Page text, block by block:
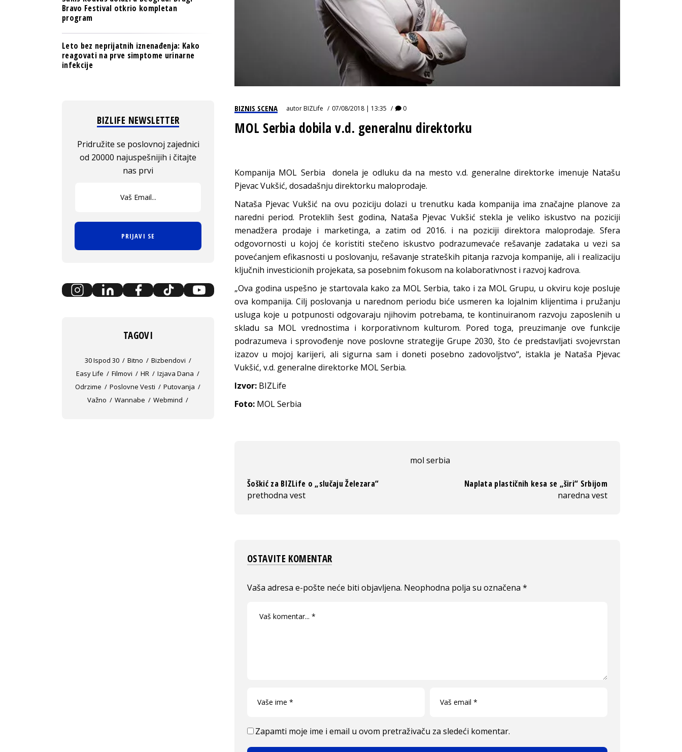
BIZNIS SCENA autorBIZLife 07/08/2018 | 13:35 0
MOL Serbia dobila v.d. generalnu direktorku
Kompanija MOL Serbia donela je odluku da na mesto v.d. generalne direktorke imenuje Natašu
Pjevac Vukšić, dosadašnju direktorku maloprodaje.
Nataša Pjevac Vukšić na ovu poziciju dolazi u trenutku kada kompanija ima značajne planove za
naredni period. Proteklih šest godina, Nataša Pjevac Vukšić stekla je veliko iskustvo na poziciji
menadžera prodaje i marketinga, a zatim od 2016. i na poziciji direktora maloprodaje. Sfera
odgovornosti u kojoj će koristiti stečeno iskustvo podrazumevaće rešavanje zadataka u vezi sa
povećanjem efikasnosti u poslovanju, rešavanje strateških pitanja razvoja kompanije, ali i realizaciju
ključnih investicionih projekata, sa posebnim fokusom na kolaborativnost i razvoj kadrova.
„Ova godina uspešno je startovala kako za MOL Serbia, tako i za MOL Grupu, u okviru koje posluje
ova kompanija. Cilj poslovanja u narednom periodu biće usmeren ka lojalnim klijentima i pružanju
usluga koje u potpunosti odgovaraju njihovim potrebama, te kontinuiranom razvoju zaposlenih u
skladu sa MOL vrednostima i korporativnom kulturom. Pored toga, preuzimanje ove funkcije
podrazumeva i sprovođenje nove poslovne strategije Grupe 2030, što će predstavljati svojevrstan
izazov u mojoj karijeri, ali sigurna sam i doneti posebno zadovoljstvo“, istakla je Nataša Pjevac
Vukšić, v.d. generalne direktorke MOL Serbia.
Izvor: BIZLife
Foto: MOL Serbia
mol serbia
Šoškić za BIZLife o „slučaju Železara“
prethodna vest
Naplata plastičnih kesa se „širi“ Srbijom
naredna vest
OSTAVITE KOMENTAR
Vaša adresa e-pošte neće biti objavljena. Neophodna polja su označena *
Zapamti moje ime i email u ovom pretraživaču za sledeći komentar.
Bravo Festival otkrio kompletan
program
Leto bez neprijatnih iznenađenja: Kako
reagovati na prve simptome urinarne
infekcije
BIZLIFE NEWSLETTER
Pridružite se poslovnoj zajednici
od 20000 najuspešnijih i čitajte
nas prvi
PRIJAVI SE
TAGOVI
30 Ispod 30 Bitno
Bizbendovi
Easy Life
Filmovi HR
Izjava Dana
Odrzime
Poslovne Vesti
Putovanja
Važno
Wannabe Webmind